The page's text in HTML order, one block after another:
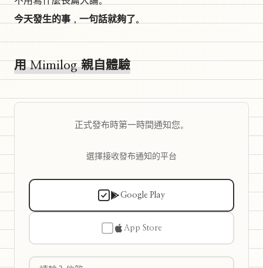
今天發生的事，一句話就夠了。
用 Mimilog 親自體驗
正式發布時第一時間通知您。
選擇接收發布通知的平台
Google Play
App Store